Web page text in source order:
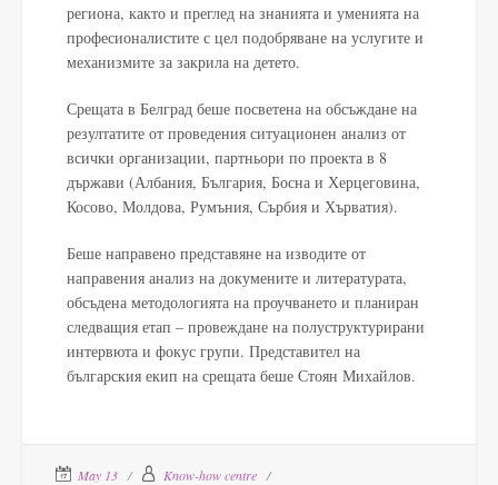
региона, както и преглед на знанията и уменията на
професионалистите с цел подобряване на услугите и
механизмите за закрила на детето.
Срещата в Белград беше посветена на обсъждане на
резултатите от проведения ситуационен анализ от
всички организации, партньори по проекта в 8
държави (Албания, България, Босна и Херцеговина,
Косово, Молдова, Румъния, Сърбия и Хърватия).
Беше направено представяне на изводите от
направения анализ на докумените и литературата,
обсъдена методологията на проучването и планиран
следващия етап – провеждане на полуструктурирани
интервюта и фокус групи. Представител на
българския екип на срещата беше Стоян Михайлов.
May 13
Know-how centre